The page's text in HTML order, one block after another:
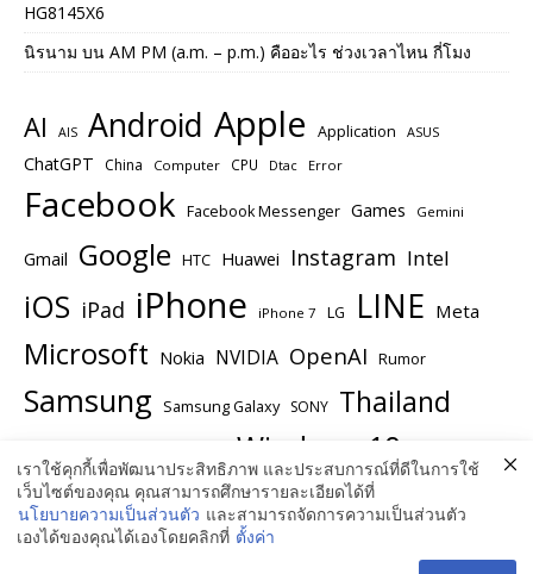
HG8145X6
นิรนาม บน AM PM (a.m. – p.m.) คืออะไร ช่วงเวลาไหน กี่โมง
AI AIS Android Apple Application ASUS
ChatGPT China Computer CPU Dtac Error
Facebook Facebook Messenger Games Gemini
Gmail Google HTC Huawei Instagram Intel
iOS iPad iPhone iPhone 7 LG LINE Meta
Microsoft Nokia NVIDIA OpenAI Rumor
Samsung Samsung Galaxy SONY Thailand
USA Windows 10
Windows 11 Windows Insider Preview YouTube
เราใช้คุกกี้เพื่อพัฒนาประสิทธิภาพ และประสบการณ์ที่ดีในการใช้
เว็บไซต์ของคุณ คุณสามารถศึกษารายละเอียดได้ที่
นโยบายความเป็นส่วนตัว และสามารถจัดการความเป็นส่วนตัว
เองได้ของคุณได้เองโดยคลิกที่ ตั้งค่า